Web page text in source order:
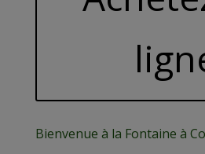
Bienvenue à la Fontaine à